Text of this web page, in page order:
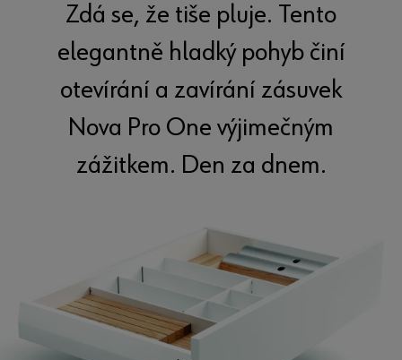
Zdá se, že tiše pluje. Tento
elegantně hladký pohyb činí
otevírání a zavírání zásuvek
Nova Pro One výjimečným
zážitkem. Den za dnem.